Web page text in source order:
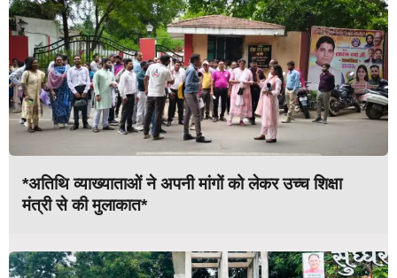
*अतिथि व्याख्याताओं ने अपनी मांगों को लेकर उच्च शिक्षा
मंत्री से की मुलाकात*